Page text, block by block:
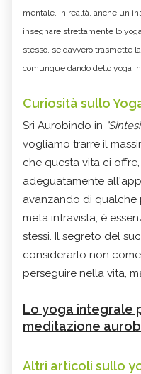
mentale. In realtà, anche un
insegnare strettamente lo
stesso, se davvero trasmette
comunque dando dello yoga
Curiosità sullo
Sri Aurobindo in
vogliamo trarre il
che questa vita ci
adeguatamente
avanzando di qualche
meta intravista, è
stessi. Il segreto del
considerarlo non
perseguire nella vita,
Lo yoga integrale
meditazione
Altri articoli sullo